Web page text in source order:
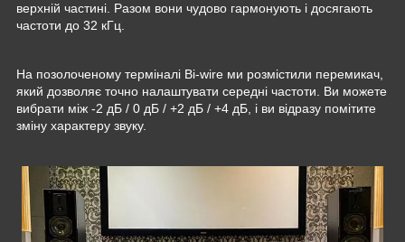
верхній частині. Разом вони чудово гармонують і досягають
частоти до 32 кГц.
На позолоченому терміналі Bi-wire ми розмістили перемикач,
який дозволяє точно налаштувати середні частоти. Ви можете
вибрати між -2 дБ / 0 дБ / +2 дБ / +4 дБ, і ви відразу помітите
зміну характеру звуку.